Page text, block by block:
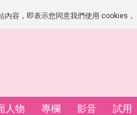
容，即表示您同意我們使用 cookies
人物 專欄 影音 試用